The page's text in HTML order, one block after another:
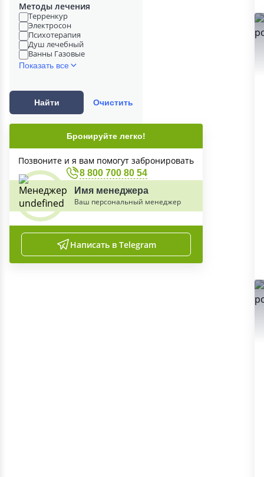
Методы лечения
Терренкур
Электросон
Психотерапия
Душ лечебный
Ванны Газовые
Показать все
Найти Очистить
Бронируйте легко!
Позвоните и я вам помогут забронировать
8 800 700 80 54
Имя менеджера
Ваш персональный менеджер
Написать в Telegram